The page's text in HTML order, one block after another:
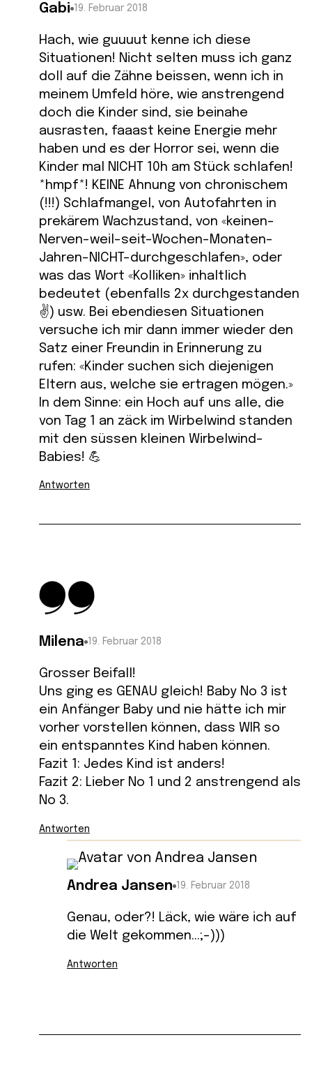
Gabi 19. Februar 2018
Hach, wie guuuut kenne ich diese
Situationen! Nicht selten muss ich ganz
doll auf die Zähne beissen, wenn ich in
meinem Umfeld höre, wie anstrengend
doch die Kinder sind, sie beinahe
ausrasten, faaast keine Energie mehr
haben und es der Horror sei, wenn die
Kinder mal NICHT 10h am Stück schlafen!
*hmpf*! KEINE Ahnung von chronischem
(!!!) Schlafmangel, von Autofahrten in
prekärem Wachzustand, von «keinen-
Nerven-weil-seit-Wochen-Monaten-
Jahren-NICHT-durchgeschlafen», oder
was das Wort «Kolliken» inhaltlich
bedeutet (ebenfalls 2x durchgestanden
✌) usw. Bei ebendiesen Situationen
versuche ich mir dann immer wieder den
Satz einer Freundin in Erinnerung zu
rufen: «Kinder suchen sich diejenigen
Eltern aus, welche sie ertragen mögen.»
In dem Sinne: ein Hoch auf uns alle, die
von Tag 1 an zäck im Wirbelwind standen
mit den süssen kleinen Wirbelwind-
Babies! 💪
Antworten
Milena 19. Februar 2018
Grosser Beifall!
Uns ging es GENAU gleich! Baby No 3 ist
ein Anfänger Baby und nie hätte ich mir
vorher vorstellen können, dass WIR so
ein entspanntes Kind haben können.
Fazit 1: Jedes Kind ist anders!
Fazit 2: Lieber No 1 und 2 anstrengend als
No 3.
Antworten
Andrea Jansen 19. Februar 2018
Genau, oder?! Läck, wie wäre ich auf
die Welt gekommen…;-)))
Antworten